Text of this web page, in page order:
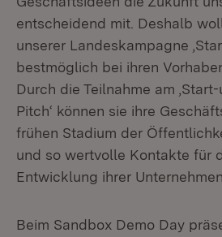
entscheidend mit. Deshalb
unserer Landeskampagne
bestmöglich bei ihren
Durch die Teilnahme am
Pitch‘ können sie ihre
frühen Stadium der
und so wertvolle Kontakte für
Entwicklung ihrer
Beim Sandbox Demo Day